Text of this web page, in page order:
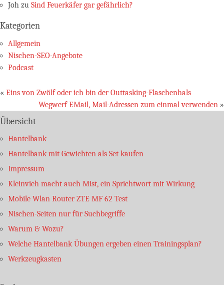
Joh zu Sind Feuerkäfer gar gefährlich?
Kategorien
Allgemein
Nischen-SEO-Angebote
Podcast
« Eins von Zwölf oder ich bin der Outtasking-Flaschenhals
Wegwerf EMail, Mail-Adressen zum einmal verwenden »
Übersicht
Hantelbank
Hantelbank mit Gewichten als Set kaufen
Impressum
Kleinvieh macht auch Mist, ein Sprichtwort mit Wirkung
Mobile Wlan Router ZTE MF 62 Test
Nischen-Seiten nur für Suchbegriffe
Warum & Wozu?
Welche Hantelbank Übungen ergeben einen Trainingsplan?
Werkzeugkasten